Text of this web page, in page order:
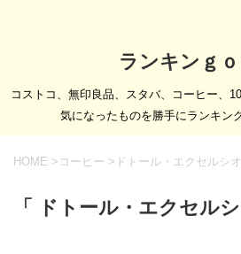
ランキンｇｏ
コストコ、無印良品、スタバ、コーヒー、
気になったものを勝手にランキン
HOME > コーヒー > ドトール・エクセルシ
「 ドトール・エクセル